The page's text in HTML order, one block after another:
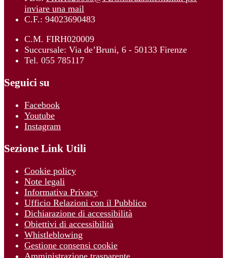
inviare una mail
C.F.: 94023690483
C.M. FIRH020009
Succursale: Via de’Bruni, 6 - 50133 Firenze
Tel. 055 785117
Seguici su
Facebook
Youtube
Instagram
Sezione Link Utili
Cookie policy
Note legali
Informativa Privacy
Ufficio Relazioni con il Pubblico
Dichiarazione di accessibilità
Obiettivi di accessibilità
Whistleblowing
Gestione consensi cookie
Amministrazione trasparente